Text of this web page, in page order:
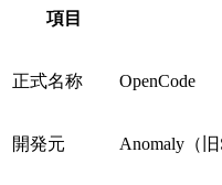
項目
正式名称 OpenCode
開発元 Anomaly（旧